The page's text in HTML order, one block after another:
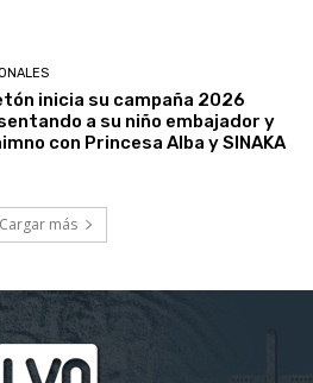
inicia su campaña 2026
a su niño embajador y
con Princesa Alba y SINAKA
Cargar más